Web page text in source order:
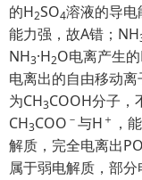
的H2SO4溶液的导电
能力强，故A错；NH
NH3·H2O电离产生的
电离出的自由移动
为CH3COOH分子，
CH3COO －与H ＋ ，
解质，完全电离出PO
属于弱电解质，部分